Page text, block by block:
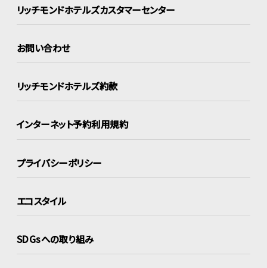
リッチモンドホテルズカスタマーセンター
お問い合わせ
リッチモンドホテルズ約款
インターネット予約利用規約
プライバシーポリシー
エコスタイル
SDGsへの取り組み